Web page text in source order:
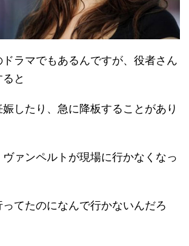
ラマでもあるんですが、役者さん
と
娠したり、急に降板することがあり
ヴァンペルトが現場に行かなくなっ
てたのになんで行かないんだろ